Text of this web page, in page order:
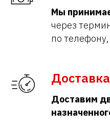
Мы
через
по
Доставим